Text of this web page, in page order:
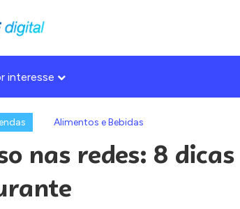
interesse
Alimentos e Bebidas
nas redes: 8